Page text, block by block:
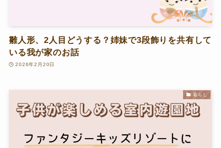
雛人形、2人目どうする？姉妹で3段飾りを共有して
いる我が家のお話
2026年2月20日
暮らし